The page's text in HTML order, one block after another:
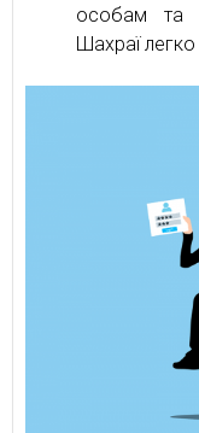
особам та
Шахраї